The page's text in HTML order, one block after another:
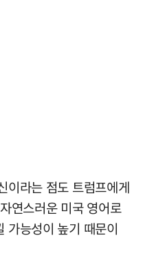
이라는 점도 트럼프에게
연스러운 미국 영어로
가능성이 높기 때문이